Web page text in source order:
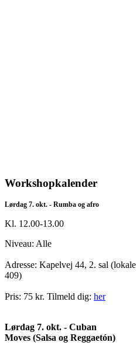
Workshopkalender
Lørdag 7. okt. - Rumba og afro
Kl. 12.00-13.00
Niveau: Alle
Adresse: Kapelvej 44, 2. sal (lokale
409)
Pris: 75 kr. Tilmeld dig: her
Lørdag 7. okt. - Cuban
Moves (Salsa og Reggaetón)